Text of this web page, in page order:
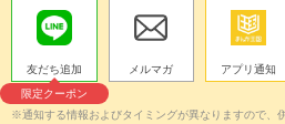
友だち追加
限定クーポン
メルマガ アプリ通知
※通知する情報およびタイミングが異なりますので、